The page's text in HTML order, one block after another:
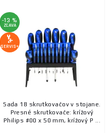
-13 %
ZĽAVA
SERVIS+
Sada 18 skrutkovačov v stojane.
Presné skrutkovače: krížový
Philips #00 x 50 mm, krížový P ...